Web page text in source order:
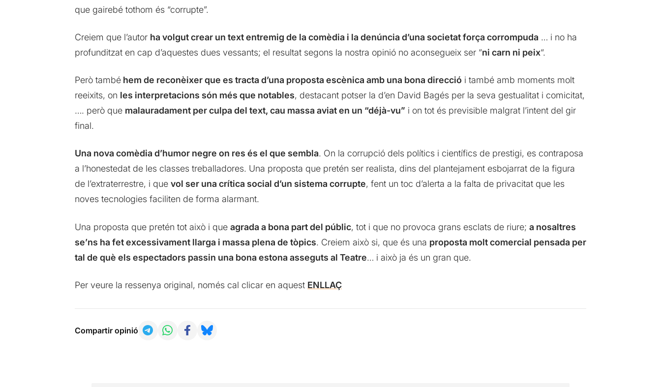
que gairebé tothom és “corrupte”.
Creiem que l’autor ha volgut crear un text entremig de la comèdia i la denúncia d’una societat força corrompuda … i no ha
profunditzat en cap d’aquestes dues vessants; el resultat segons la nostra opinió no aconsegueix ser “ni carn ni peix“.
Però tambéhem de reconèixer que es tracta d’una proposta escènica amb una bona direcció i també amb moments molt
reeixits, on les interpretacions són més que notables, destacant potser la d’en David Bagés per la seva gestualitat i comicitat,
…. però que malauradament per culpa del text, cau massa aviat en un “déjà-vu” i on tot és previsible malgrat l’intent del gir
final.
Una nova comèdia d’humor negre on res és el que sembla. On la corrupció dels polítics i científics de prestigi, es contraposa
a l’honestedat de les classes treballadores. Una proposta que pretén ser realista, dins del plantejament esbojarrat de la figura
de l’extraterrestre, i que vol ser una crítica social d’un sistema corrupte, fent un toc d’alerta a la falta de privacitat que les
noves tecnologies faciliten de forma alarmant.
Una proposta que pretén tot això i que agrada a bona part del públic, tot i que no provoca grans esclats de riure; a nosaltres
se’ns ha fet excessivament llarga i massa plena de tòpics. Creiem això si, que és una proposta molt comercial pensada per
tal de què els espectadors passin una bona estona asseguts al Teatre… i això ja és un gran que.
Per veure la ressenya original, només cal clicar en aquest ENLLAÇ
Compartir opinió